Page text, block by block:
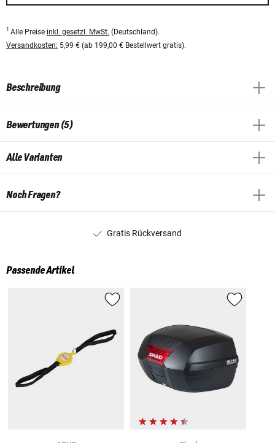
1 Alle Preise inkl. gesetzl. MwSt. (Deutschland).
Versandkosten: 5,99 € (ab 199,00 € Bestellwert gratis).
Beschreibung
Bewertungen (5)
Alle Varianten
Noch Fragen?
Gratis Rückversand
Passende Artikel